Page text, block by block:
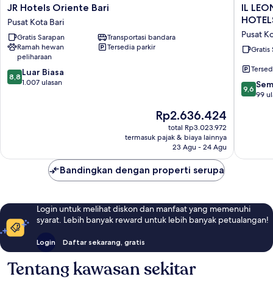
JR
Hotels
Oriente
Bari
Pusat
Kota
Bari
JR Hotels Oriente Bari
Pusat Kota Bari
Gratis Sarapan
Transportasi bandara
Ramah hewan
peliharaan
Tersedia parkir
8.8
dari
8,8 Luar Biasa
1.007 ulasan
Harga
sekarang
Rp2.636.424
Rp2.636.424
total Rp3.023.972
termasuk pajak & biaya lainnya
23 Agu - 24 Agu
IL
LEON
HOTEL
BARI
BY
FARACE
HOTELS
IL
Pusat
Gratis
9.6
dari
9,6
99
Bandingkan dengan properti serupa
Login untuk melihat diskon dan manfaat yang memenuhi
syarat. Lebih banyak reward untuk lebih banyak petualangan!
Login Daftar sekarang, gratis
Tentang kawasan sekitar